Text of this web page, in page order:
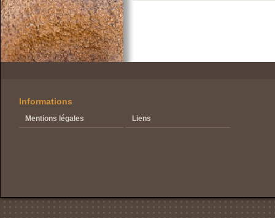
Informations
Mentions légales Liens